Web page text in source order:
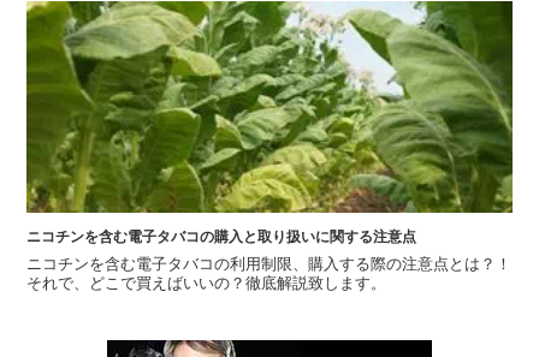
ニコチンを含む電子タバコの購入と取り扱いに関する注意点
ニコチンを含む電子タバコの利用制限、購入する際の注意点とは？！
それで、どこで買えばいいの？徹底解説致します。